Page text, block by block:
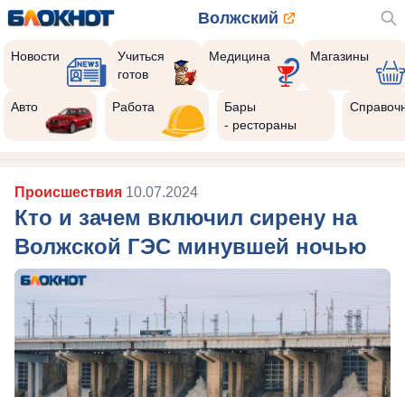
Волжский
Новости
Учиться
готов
Медицина Магазины
Авто Работа
Бары
- рестораны
Происшествия 10.07.2024
Кто и зачем включил сирену на
Волжской ГЭС минувшей ночью